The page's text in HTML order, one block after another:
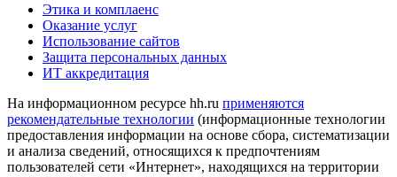
Этика и комплаенс
Оказание услуг
Использование сайтов
Защита персональных данных
ИТ аккредитация
На информационном ресурсе hh.ru применяются
рекомендательные технологии (информационные технологии
предоставления информации на основе сбора, систематизации
и анализа сведений, относящихся к предпочтениям
пользователей сети «Интернет», находящихся на территории